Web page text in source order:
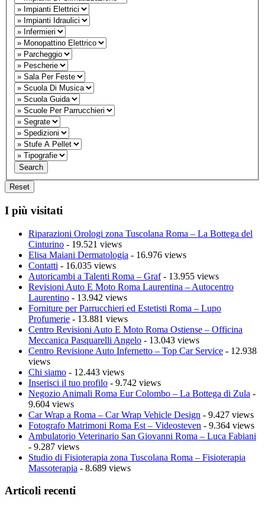
I più visitati
Riparazioni Orologi zona Tuscolana Roma – La Bottega del
Cinturino - 19.521 views
Elisa Maiani Dermatologia - 16.976 views
Contatti - 16.035 views
Autoricambi a Talenti Roma – Graf- 13.955 views
Revisioni Auto E Moto Roma Laurentina – Autocentro
Laurentino - 13.942 views
Forniture per Parrucchieri ed Estetisti Roma – Lupo
Profumerie - 13.881 views
Centro Revisioni Auto E Moto Roma Ostiense – Officina
Meccanica Pasquarelli Angelo - 13.043 views
Centro Revisione Auto Infernetto – Top Car Service - 12.938
views
Chi siamo - 12.443 views
Inserisci il tuo profilo - 9.742 views
Negozio Animali Roma Eur Colombo – La Bottega di Zula -
9.604 views
Car Wrap a Roma – Car Wrap Vehicle Design - 9.427 views
Fotografo Matrimoni Roma Est – Videosteven - 9.364 views
Ambulatorio Veterinario San Giovanni Roma – Luca Fabiani
- 9.287 views
Studio di Fisioterapia zona Tuscolana Roma – Fisioterapia
Massoterapia - 8.689 views
Articoli recenti